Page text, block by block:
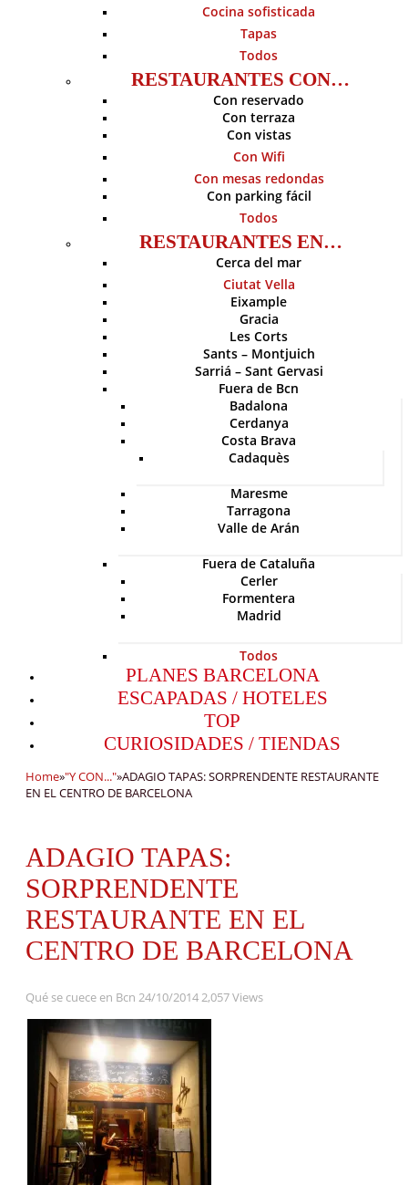
Cocina sofisticada
Tapas
Todos
RESTAURANTES CON…
Con reservado
Con terraza
Con vistas
Con Wifi
Con mesas redondas
Con parking fácil
Todos
RESTAURANTES EN…
Cerca del mar
Ciutat Vella
Eixample
Gracia
Les Corts
Sants – Montjuich
Sarriá – Sant Gervasi
Fuera de Bcn
Badalona
Cerdanya
Costa Brava
Cadaquès
Maresme
Tarragona
Valle de Arán
Fuera de Cataluña
Cerler
Formentera
Madrid
Todos
PLANES BARCELONA
ESCAPADAS / HOTELES
TOP
CURIOSIDADES / TIENDAS
Home»"Y CON..."»ADAGIO TAPAS: SORPRENDENTE RESTAURANTE
EN EL CENTRO DE BARCELONA
ADAGIO TAPAS:
SORPRENDENTE
RESTAURANTE EN EL
CENTRO DE BARCELONA
Qué se cuece en Bcn 24/10/20142,057 Views